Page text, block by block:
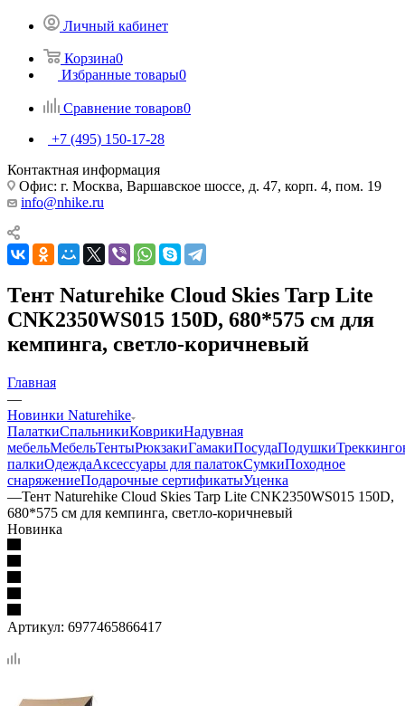
Личный кабинет
Корзина0
Избранные товары0
Сравнение товаров0
+7 (495) 150-17-28
Контактная информация
Офис: г. Москва, Варшавское шоссе, д. 47, корп. 4, пом. 19
info@nhike.ru
Тент Naturehike Cloud Skies Tarp Lite
CNK2350WS015 150D, 680*575 см для
кемпинга, светло-коричневый
Главная
—
Новинки Naturehike
ПалаткиСпальникиКоврикиНадувная
мебельМебельТентыРюкзакиГамакиПосудаПодушки
палкиОдеждаАксессуары для палатокСумкиПоходное
снаряжениеПодарочные сертификатыУценка
—Тент Naturehike Cloud Skies Tarp Lite CNK2350WS015 150D,
680*575 см для кемпинга, светло-коричневый
Новинка
Артикул: 6977465866417